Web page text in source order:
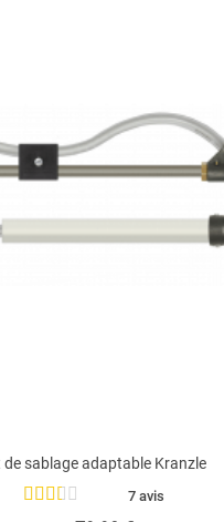
de sablage adaptable Kranzle
7 avis